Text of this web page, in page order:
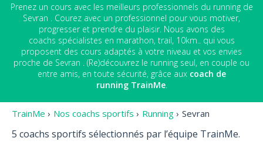
Prenez un cours avec les meilleurs professionnels du running de
Sevran . Courez avec un professionnel pour vous motiver,
progresser et prendre du plaisir. Nous avons des
coachs spécialistes en marathon, trail, 10km.. qui vous
proposent des cours adaptés à votre niveau et vos envies
proche de Sevran . (Re)découvrez le running seul, en couple ou
entre amis, en toute sécurité, grâce aux coach de
running TrainMe.
TrainMe › Nos coachs sportifs › Running › Sevran
5 coachs sportifs sélectionnés par l’équipe TrainMe.